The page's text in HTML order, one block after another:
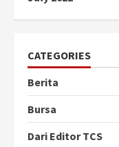
CATEGORIES
Berita
Bursa
Dari Editor TCS